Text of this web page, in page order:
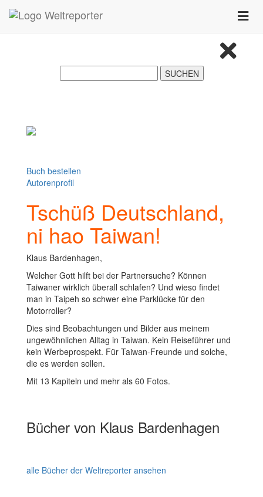
Zum Inhalt springen
Toggle
Buch bestellen
Autorenprofil
Tschüß Deutschland,
ni hao Taiwan!
Klaus Bardenhagen,
Welcher Gott hilft bei der Partnersuche? Können
Taiwaner wirklich überall schlafen? Und wieso findet
man in Taipeh so schwer eine Parklücke für den
Motorroller?
Dies sind Beobachtungen und Bilder aus meinem
ungewöhnlichen Alltag in Taiwan. Kein Reiseführer und
kein Werbeprospekt. Für Taiwan-Freunde und solche,
die es werden sollen.
Mit 13 Kapiteln und mehr als 60 Fotos.
Bücher von Klaus Bardenhagen
alle Bücher der Weltreporter ansehen